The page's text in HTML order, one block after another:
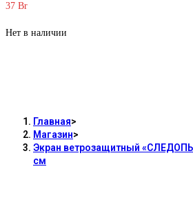
37 Br
Нет в наличии
Главная>
Магазин>
Экран ветрозащитный
см